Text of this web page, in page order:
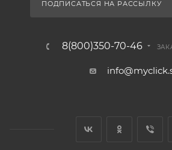
ПОДПИСАТЬСЯ НА РАССЫЛКУ
8(800)350-70-46